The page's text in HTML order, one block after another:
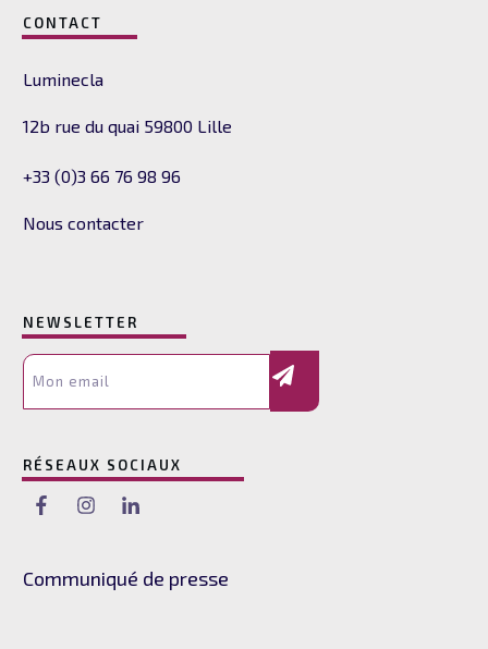
CONTACT
Luminecla
12b rue du quai 59800 Lille
+33 (0)3 66 76 98 96
Nous contacter
NEWSLETTER
RÉSEAUX SOCIAUX
Communiqué de presse